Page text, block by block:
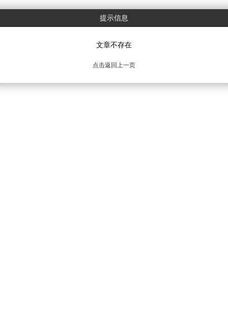
提示信息
文章不存在
点击返回上一页